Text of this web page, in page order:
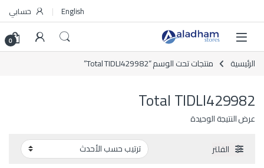
English حسابي
0
الرئيسية منتجات تحت الوسم “Total TIDLI429982”
Total TIDLI429982
عرض النتيجة الوحيدة
الفلتر